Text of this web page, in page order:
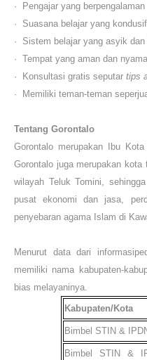
·
Pengajar yang berpengalaman
·
Suasana belajar yang kondusif
·
Sistem belajar yang asyik dan
· Tempat yang aman dan
·
Konsultasi gratis seputar tips
·
Memiliki teman-teman
Tentang Gorontalo
Gorontalo merupakan Ibu
Gorontalo juga merupakan kota
wilayah Teluk Tomini,
pusat ekonomi dan jasa,
penyebaran agama Islam di
Menurut data dari
memiliki nama kabupaten-
bias melayaninya.
Kabupaten/Kota
Bimbel STIN &
Bimbel STIN &